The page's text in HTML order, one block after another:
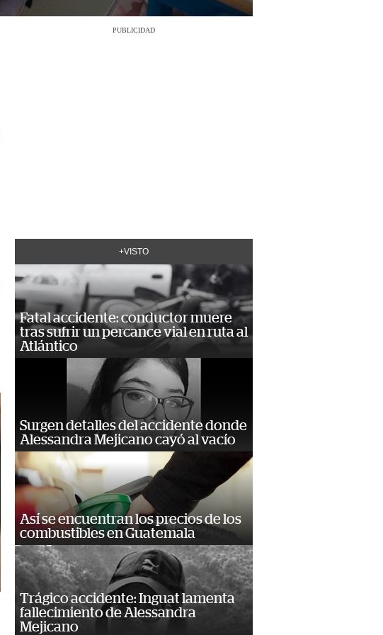
PUBLICIDAD
+VISTO
Fatal accidente: conductor muere
tras sufrir un percance vial en ruta al
Atlántico
Surgen detalles del accidente donde
Alessandra Mejicano cayó al vacío
Así se encuentran los precios de los
combustibles en Guatemala
Trágico accidente: Inguat lamenta
fallecimiento de Alessandra
Mejicano